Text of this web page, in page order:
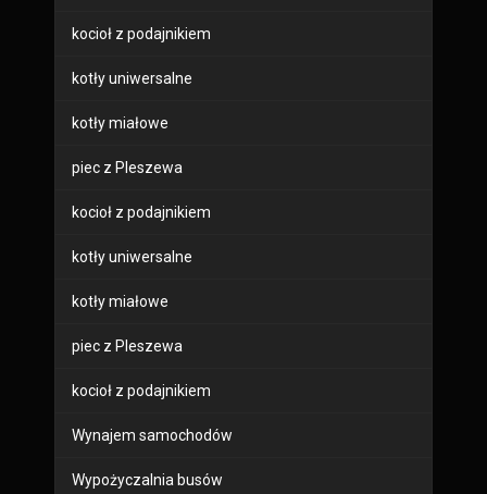
kocioł z podajnikiem
kotły uniwersalne
kotły miałowe
piec z Pleszewa
kocioł z podajnikiem
kotły uniwersalne
kotły miałowe
piec z Pleszewa
kocioł z podajnikiem
Wynajem samochodów
Wypożyczalnia busów